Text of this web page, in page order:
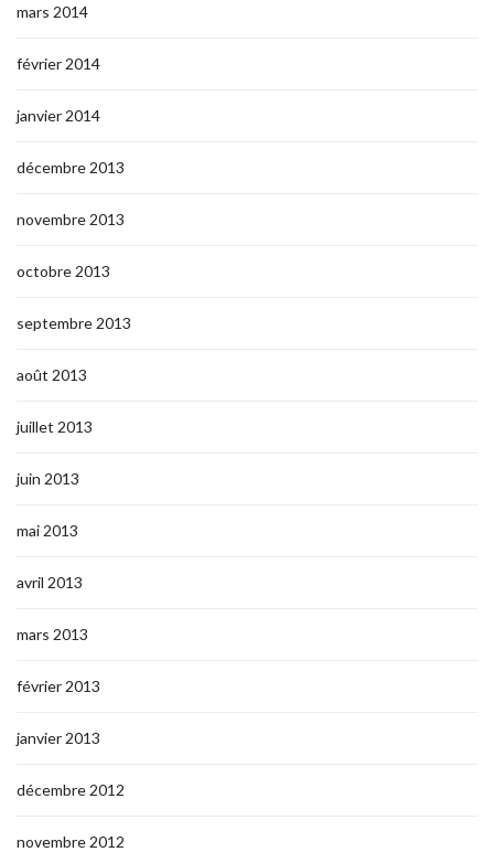
mars 2014
février 2014
janvier 2014
décembre 2013
novembre 2013
octobre 2013
septembre 2013
août 2013
juillet 2013
juin 2013
mai 2013
avril 2013
mars 2013
février 2013
janvier 2013
décembre 2012
novembre 2012